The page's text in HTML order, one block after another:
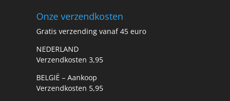
Onze verzendkosten
Gratis verzending vanaf 45 euro
NEDERLAND
Verzendkosten 3,95
BELGIË – Aankoop
Verzendkosten 5,95